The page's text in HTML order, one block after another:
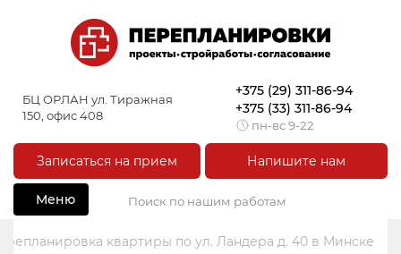
БЦ ОРЛАН ул. Тиражная
150, офис 408
+375 (29) 311-86-94
+375 (33) 311-86-94
пн-вс 9-22
Записаться на прием Напишите нам
Меню
квартиры по ул. Ландера д. 40 в Минске